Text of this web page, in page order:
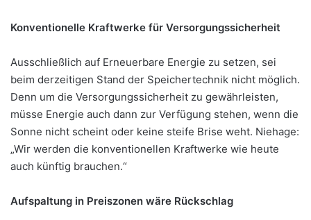
Konventionelle Kraftwerke für Versorgungssicherheit
Ausschließlich auf Erneuerbare Energie zu setzen, sei
beim derzeitigen Stand der Speichertechnik nicht möglich.
Denn um die Versorgungssicherheit zu gewährleisten,
müsse Energie auch dann zur Verfügung stehen, wenn die
Sonne nicht scheint oder keine steife Brise weht. Niehage:
„Wir werden die konventionellen Kraftwerke wie heute
auch künftig brauchen.“
Aufspaltung in Preiszonen wäre Rückschlag